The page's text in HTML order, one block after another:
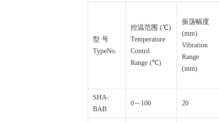
型 号
TypeNo.
控温范围 (℃)
Temperature
Contrd
Range (℃)
振荡幅度
(mm)
Vibration
Range
(mm)
SHA-
BAB
0～100 20